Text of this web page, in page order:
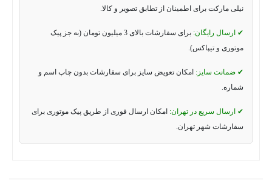
نیلی مارکت برای اطمینان از تطابق تصویر و کالا.
✔ ارسال رایگان:
برای سفارشات بالای 3 میلیون تومان (به جز پیک
موتوری و تیپاکس).
✔ ضمانت سایز: امکان تعویض سایز برای سفارشات بدون چاپ اسم و
شماره.
✔ ارسال سریع در تهران: امکان ارسال فوری از طریق پیک موتوری برای
سفارشات شهر تهران.